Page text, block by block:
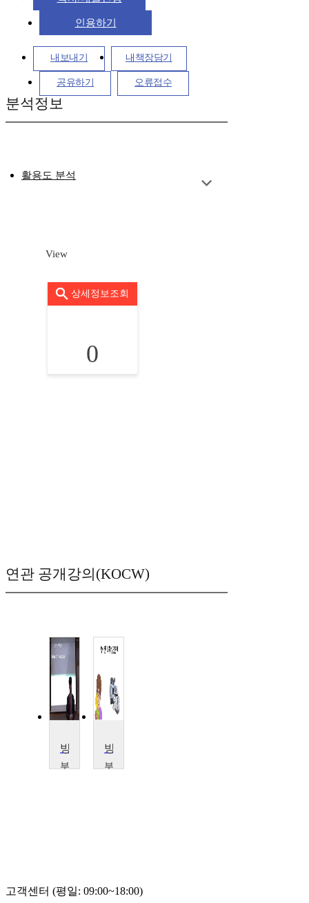
인용하기
내보내기 내책장담기
공유하기 오류접수
분석정보
활용도 분석
View
상세정보조회
0
연관 공개강의(KOCW)
부
민
부
민
고객센터 (평일: 09:00~18:00)